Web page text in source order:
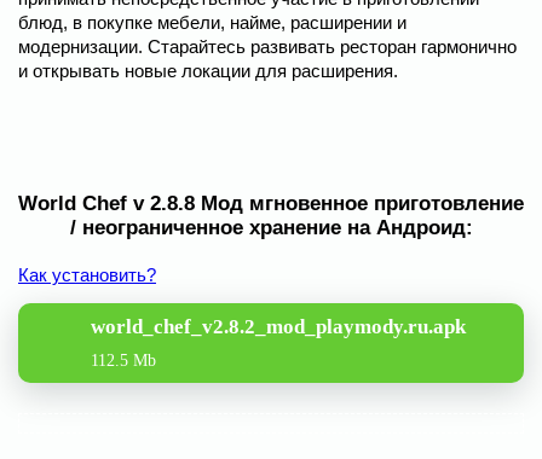
блюд, в покупке мебели, найме, расширении и
модернизации. Старайтесь развивать ресторан гармонично
и открывать новые локации для расширения.
World Chef v 2.8.8 Мод мгновенное приготовление
/ неограниченное хранение на Андроид:
Как установить?
world_chef_v2.8.2_mod_playmody.ru.apk
112.5 Mb